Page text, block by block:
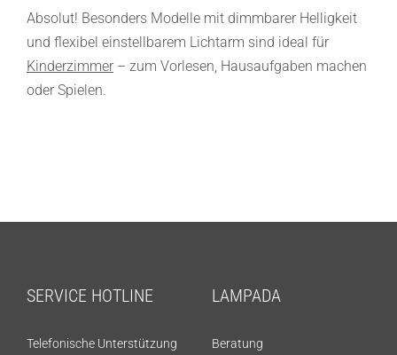
Ratgeber
Marken
Kontakt
Absolut! Besonders Modelle mit dimmbarer Helligkeit
und flexibel einstellbarem Lichtarm sind ideal für
Kinderzimmer – zum Vorlesen, Hausaufgaben machen
oder Spielen.
SERVICE HOTLINE
Telefonische Unterstützung
LAMPADA
Beratung